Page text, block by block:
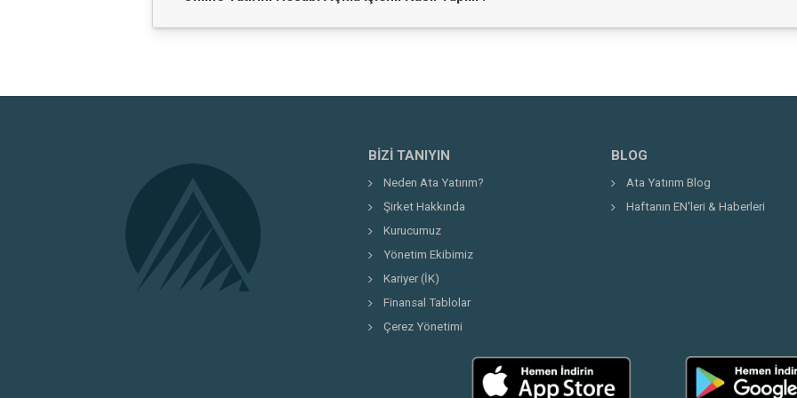
BIZI TANIYIN
Neden Ata Yatırım?
Şirket Hakkında
Kurucumuz
Yönetim Ekibimiz
Kariyer (İK)
Finansal Tablolar
Çerez Yönetimi
BLOG
Ata Yatırım Blog
Haftanın EN'leri & Haberleri